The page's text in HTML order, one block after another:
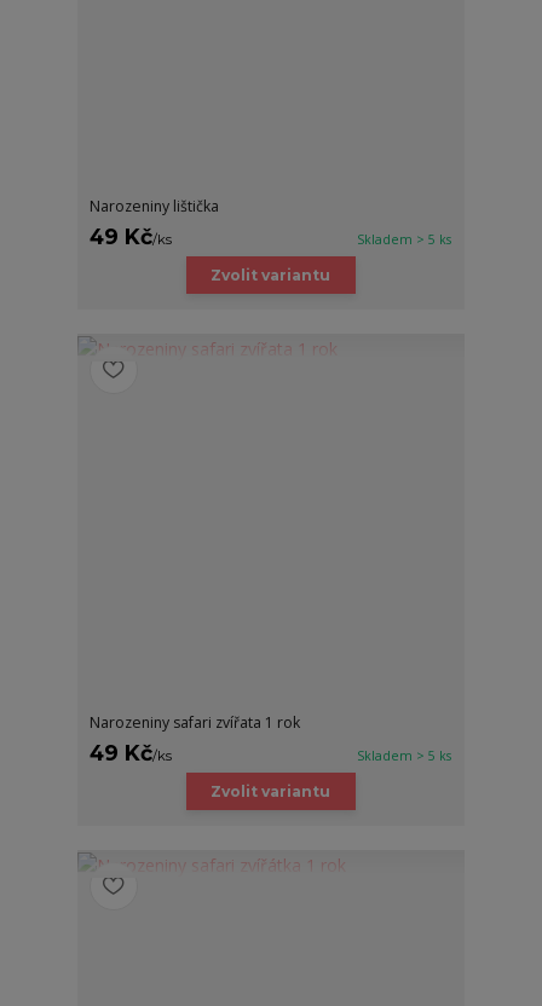
Narozeniny lištička
49 Kč/ks Skladem > 5 ks
Zvolit variantu
Narozeniny safari zvířata 1 rok
49 Kč/ks Skladem > 5 ks
Zvolit variantu